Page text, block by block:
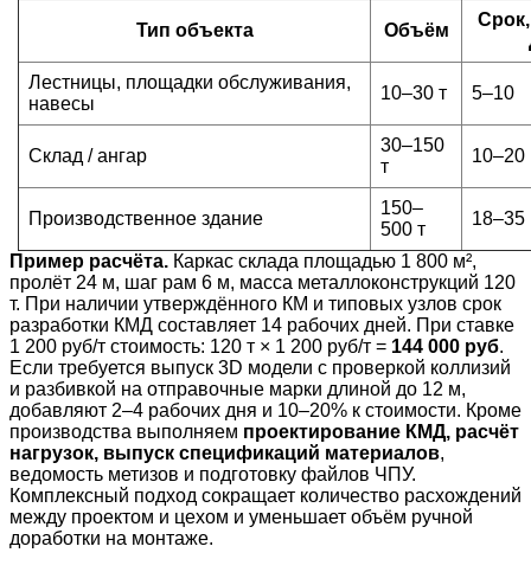
Тип объекта Объём
Лестницы, площадки обслуживания,
навесы
10–30 т 5–10
Склад / ангар
30–150
т
10–20
Производственное здание
150–
500 т
18–35
Пример расчёта. Каркас склада площадью 1 800 м²,
пролёт 24 м, шаг рам 6 м, масса металлоконструкций 120
т. При наличии утверждённого КМ и типовых узлов срок
разработки КМД составляет 14 рабочих дней. При ставке
1 200 руб/т стоимость: 120 т × 1 200 руб/т = 144 000 руб.
Если требуется выпуск 3D модели с проверкой коллизий
и разбивкой на отправочные марки длиной до 12 м,
добавляют 2–4 рабочих дня и 10–20% к стоимости. Кроме
производства выполняем проектирование КМД, расчёт
нагрузок, выпуск спецификаций материалов,
ведомость метизов и подготовку файлов ЧПУ.
Комплексный подход сокращает количество расхождений
между проектом и цехом и уменьшает объём ручной
доработки на монтаже.